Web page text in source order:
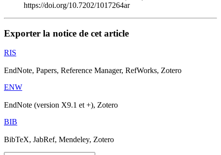
https://doi.org/10.7202/1017264ar
Exporter la notice de cet article
RIS
EndNote, Papers, Reference Manager, RefWorks, Zotero
ENW
EndNote (version X9.1 et +), Zotero
BIB
BibTeX, JabRef, Mendeley, Zotero